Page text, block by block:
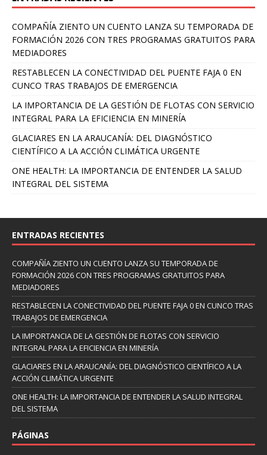
COMPAÑÍA ZIENTO UN CUENTO LANZA SU TEMPORADA DE
FORMACIÓN 2026 CON TRES PROGRAMAS GRATUITOS PARA
MEDIADORES
RESTABLECEN LA CONECTIVIDAD DEL PUENTE FAJA 0 EN
CUNCO TRAS TRABAJOS DE EMERGENCIA
LA IMPORTANCIA DE LA GESTIÓN DE FLOTAS CON SERVICIO
INTEGRAL PARA LA EFICIENCIA EN MINERÍA
GLACIARES EN LA ARAUCANÍA: DEL DIAGNÓSTICO
CIENTÍFICO A LA ACCIÓN CLIMÁTICA URGENTE
ONE HEALTH: LA IMPORTANCIA DE ENTENDER LA SALUD
INTEGRAL DEL SISTEMA
ENTRADAS RECIENTES
COMPAÑÍA ZIENTO UN CUENTO LANZA SU TEMPORADA DE
FORMACIÓN 2026 CON TRES PROGRAMAS GRATUITOS PARA
MEDIADORES
RESTABLECEN LA CONECTIVIDAD DEL PUENTE FAJA 0 EN CUNCO TRAS
TRABAJOS DE EMERGENCIA
LA IMPORTANCIA DE LA GESTIÓN DE FLOTAS CON SERVICIO
INTEGRAL PARA LA EFICIENCIA EN MINERÍA
GLACIARES EN LA ARAUCANÍA: DEL DIAGNÓSTICO CIENTÍFICO A LA
ACCIÓN CLIMÁTICA URGENTE
ONE HEALTH: LA IMPORTANCIA DE ENTENDER LA SALUD INTEGRAL
DEL SISTEMA
PÁGINAS